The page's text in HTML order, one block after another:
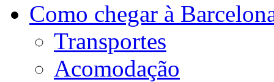
Como chegar à
Transportes
Acomodação